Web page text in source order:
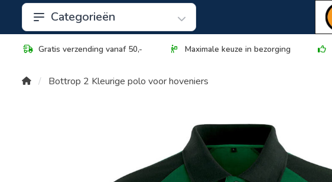
Categorieën
Gratis verzending vanaf 50,- Maximale keuze in bezorging
Bottrop 2 Kleurige polo voor hoveniers